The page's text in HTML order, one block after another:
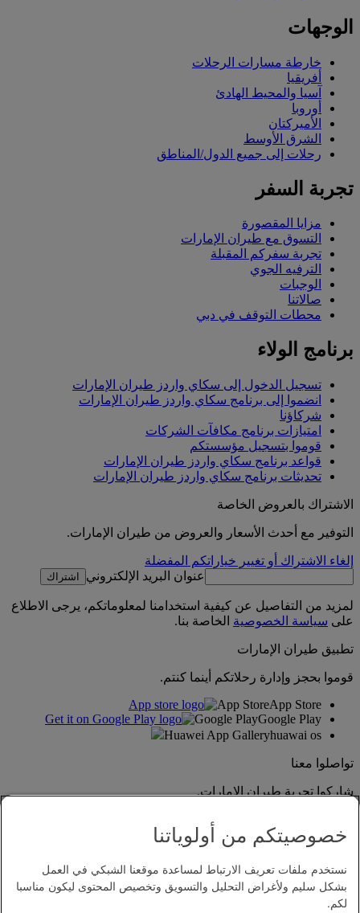
الوجهات
خارطة مسارات الرحلات
أفريقيا
آسيا والمحيط الهادئ
أوروبا
الأميركتان
الشرق الأوسط
رحلات إلى جميع الدول/المناطق
تجربة السفر
مزايا المقصورة
التسوق مع طيران الإمارات
تجربة سفركم المقبلة
الترفيه الجوي
الوجبات
صالاتنا
محطات التوقف في دبي
برنامج الولاء
تسجيل الدخول إلى سكاي واردز طيران الإمارات
انضموا إلى برنامج سكاي واردز طيران الإمارات
شركاؤنا
امتيازات برنامج مكافآت الشركات
قوموا بتسجيل مؤسستكم
قواعد برنامج سكاي واردز طيران الإمارات
تحديثات برنامج سكاي واردز طيران الإمارات
الاشتراك بالعروض الخاصة
التوفير مع أحدث الأسعار والعروض من طيران الإمارات.
إلغاء الاشتراك أو تغيير خياراتكم المفضلة
عنوان البريد الإلكتروني
اشتراك
لمزيد من التفاصيل عن كيفية استخدامنا لمعلوماتكم، يرجى الاطلاع
على سياسة الخصوصية الخاصة بنا.
تطبيق طيران الإمارات
قوموا بحجز وإدارة رحلاتكم أينما كنتم.
App StoreApp Store
Google PlayGoogle Play
Huawei App Galleryhuawai os
تواصلوا معنا
شاركوا تجربة طيران الإمارات.
خصوصيتكم من أولوياتنا
نستخدم ملفات تعريف الارتباط لمساعدة موقعنا الشبكي في العمل
بشكل سليم ولأغراض التحليل والتسويق وتخصيص المحتوى ليكون مناسبا
لكم.